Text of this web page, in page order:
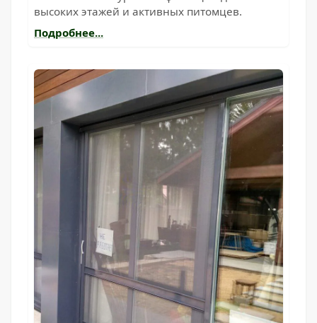
высоких этажей и активных питомцев.
Подробнее...